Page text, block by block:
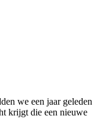
we een jaar geleden
krijgt die een nieuwe